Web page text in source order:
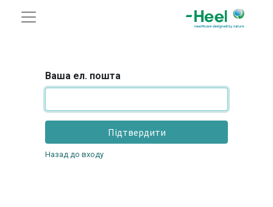
Ваша ел. пошта
Підтвердити
Назад до входу